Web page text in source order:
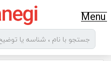
Menu
خانگی نت لوازم خانگی غیر برقی